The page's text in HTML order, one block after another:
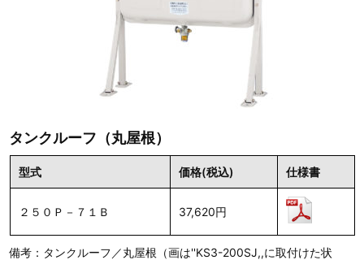
タンクルーフ（丸屋根）
型式 価格(税込) 仕様書
２５０Ｐ－７１Ｂ 37,620円
備考：タンクルーフ／丸屋根（画は''KS3-200SJ,,に取付けた状